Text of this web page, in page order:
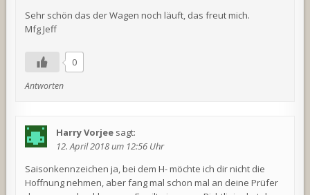
Sehr schön das der Wagen noch läuft, das freut mich.
Mfg Jeff
0
Antworten
Harry Vorjee sagt:
12. April 2018 um 12:56 Uhr
Saisonkennzeichen ja, bei dem H- möchte ich dir nicht die
Hoffnung nehmen, aber fang mal schon mal an deine Prüfer